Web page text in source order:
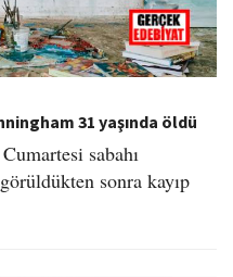
31 yaşında öldü
sabahı
sonra kayıp